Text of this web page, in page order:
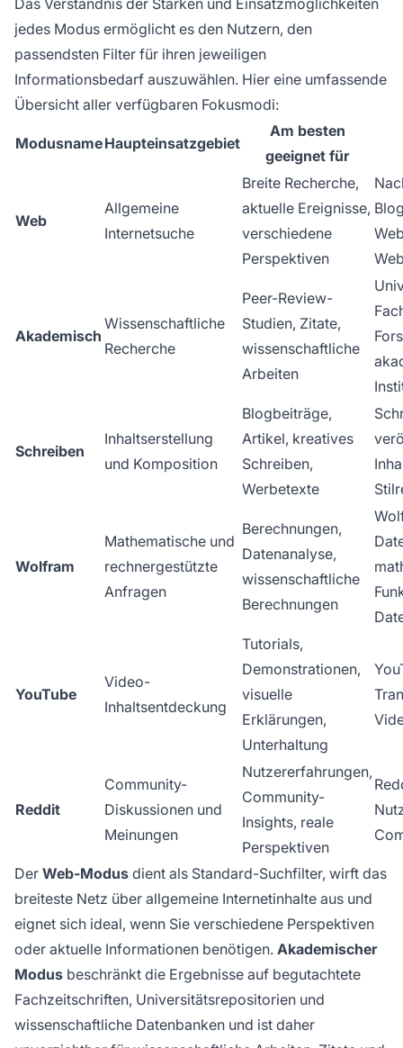
Das Verständnis der Stärken und Einsatzmöglichkeiten
jedes Modus ermöglicht es den Nutzern, den
passendsten Filter für ihren jeweiligen
Informationsbedarf auszuwählen. Hier eine umfassende
Übersicht aller verfügbaren Fokusmodi:
ModusnameHaupteinsatzgebiet
Am besten
geeignet für
Web
Allgemeine
Internetsuche
Breite Recherche,
aktuelle Ereignisse,
verschiedene
Perspektiven
Akademisch
Wissenschaftliche
Recherche
Peer-Review-
Studien, Zitate,
wissenschaftliche
Arbeiten
Schreiben
Inhaltserstellung
und Komposition
Blogbeiträge,
Artikel, kreatives
Schreiben,
Werbetexte
Wolfram
Mathematische und
rechnergestützte
Anfragen
Berechnungen,
Datenanalyse,
wissenschaftliche
Berechnungen
YouTube
Video-
Inhaltsentdeckung
Tutorials,
Demonstrationen,
visuelle
Erklärungen,
Unterhaltung
Reddit
Community-
Diskussionen und
Meinungen
Nutzererfahrungen,
Community-
Insights, reale
Perspektiven
Der Web-Modus dient als Standard-Suchfilter, wirft das
breiteste Netz über allgemeine Internetinhalte aus und
eignet sich ideal, wenn Sie verschiedene Perspektiven
oder aktuelle Informationen benötigen. Akademischer
Modus beschränkt die Ergebnisse auf begutachtete
Fachzeitschriften, Universitätsrepositorien und
wissenschaftliche Datenbanken und ist daher